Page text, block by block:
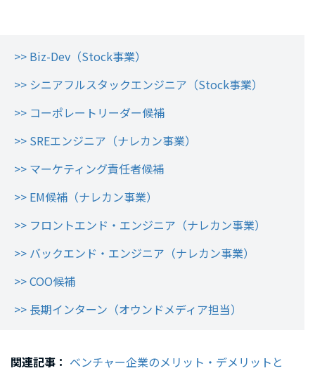
>> Biz-Dev（Stock事業）
>> シニアフルスタックエンジニア（Stock事業）
>> コーポレートリーダー候補
>> SREエンジニア（ナレカン事業）
>> マーケティング責任者候補
>> EM候補（ナレカン事業）
>> フロントエンド・エンジニア（ナレカン事業）
>> バックエンド・エンジニア（ナレカン事業）
>> COO候補
>> 長期インターン（オウンドメディア担当）
関連記事： ベンチャー企業のメリット・デメリットと